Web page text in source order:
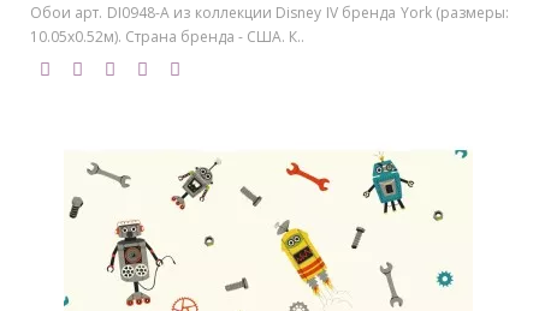
Обои арт. DI0948-A из коллекции Disney IV бренда York (размеры:
10.05х0.52м). Страна бренда - США. К..